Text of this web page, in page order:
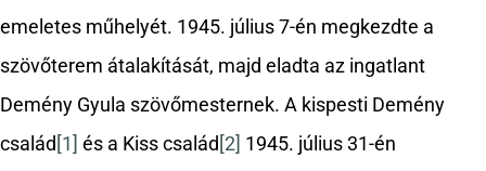
emeletes műhelyét. 1945. július 7-én megkezdte a
szövőterem átalakítását, majd eladta az ingatlant
Demény Gyula szövőmesternek. A kispesti Demény
család [1] és a Kiss család [2] 1945. július 31-én